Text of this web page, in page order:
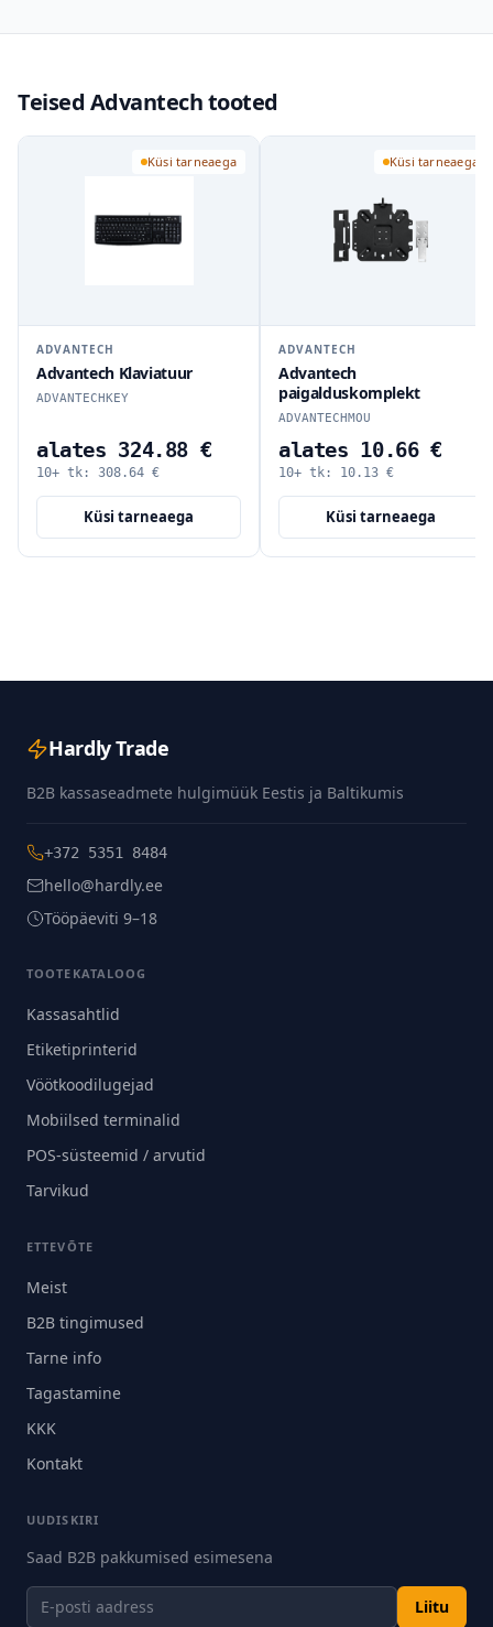
Teised Advantech tooted
Küsi tarneaega
ADVANTECH
Advantech Klaviatuur
ADVANTECHKEY
alates 324.88 €
10+ tk: 308.64 €
Küsi tarneaega
Küsi tarneaega
ADVANTECH
Advantech
paigalduskomplekt
ADVANTECHMOU
alates 10.66 €
10+ tk: 10.13 €
Küsi tarneaega
Hardly Trade
B2B kassaseadmete hulgimüük Eestis ja Baltikumis
+372 5351 8484
hello@hardly.ee
Tööpäeviti 9–18
TOOTEKATALOOG
Kassasahtlid
Etiketiprinterid
Vöötkoodilugejad
Mobiilsed terminalid
POS-süsteemid / arvutid
Tarvikud
ETTEVÕTE
Meist
B2B tingimused
Tarne info
Tagastamine
KKK
Kontakt
UUDISKIRI
Saad B2B pakkumised esimesena
Liitu